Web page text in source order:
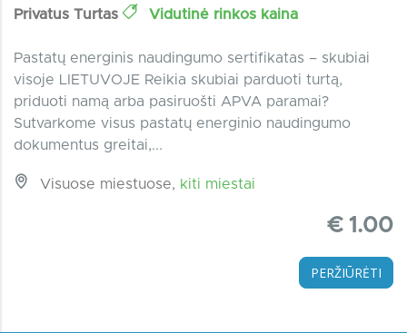
Privatus Turtas Vidutinė rinkos kaina
Pastatų energinis naudingumo sertifikatas – skubiai
visoje LIETUVOJE Reikia skubiai parduoti turtą,
priduoti namą arba pasiruošti APVA paramai?
Sutvarkome visus pastatų energinio naudingumo
dokumentus greitai,...
Visuose miestuose, kiti miestai
€ 1.00
PERŽIŪRĖTI